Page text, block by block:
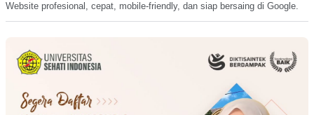
Website profesional, cepat, mobile-friendly, dan siap bersaing di Google.